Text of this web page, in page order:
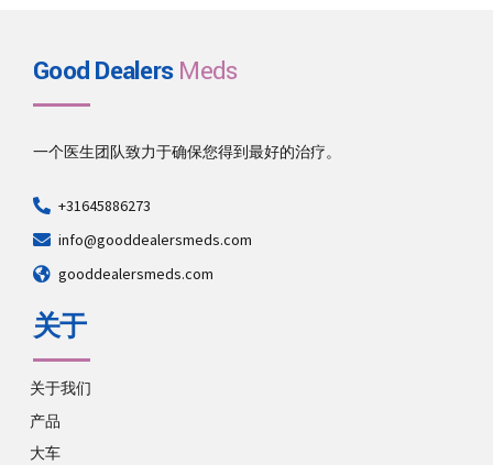
Good DealersMeds
一个医生团队致力于确保您得到最好的治疗。
+31645886273
info@gooddealersmeds.com
gooddealersmeds.com
关于
关于我们
产品
大车